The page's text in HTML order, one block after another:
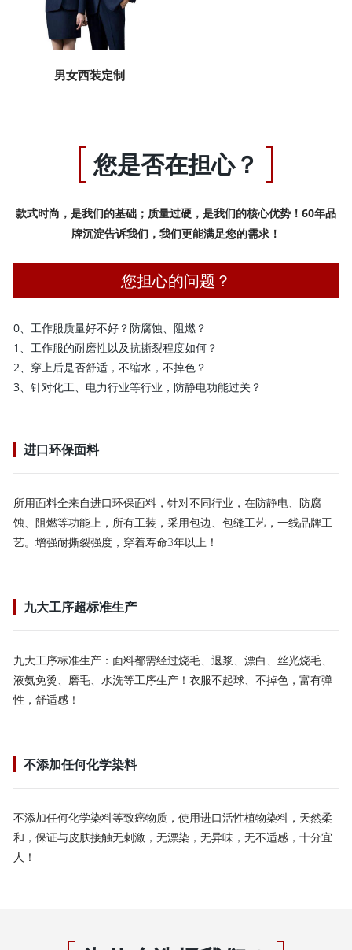
男女西装定制
您是否在担心？
款式时尚，是我们的基础；质量过硬，是我们的核心优势！60年品
牌沉淀告诉我们，我们更能满足您的需求！
您担心的问题？
0、工作服质量好不好？防腐蚀、阻燃？
1、工作服的耐磨性以及抗撕裂程度如何？
2、穿上后是否舒适，不缩水，不掉色？
3、针对化工、电力行业等行业，防静电功能过关？
进口环保面料
所用面料全来自进口环保面料，针对不同行业，在防静电、防腐
蚀、阻燃等功能上，所有工装，采用包边、包缝工艺，一线品牌工
艺。增强耐撕裂强度，穿着寿命3年以上！
九大工序超标准生产
九大工序标准生产：面料都需经过烧毛、退浆、漂白、丝光烧毛、
液氨免烫、磨毛、水洗等工序生产！衣服不起球、不掉色，富有弹
性，舒适感！
不添加任何化学染料
不添加任何化学染料等致癌物质，使用进口活性植物染料，天然柔
和，保证与皮肤接触无刺激，无漂染，无异味，无不适感，十分宜
人！